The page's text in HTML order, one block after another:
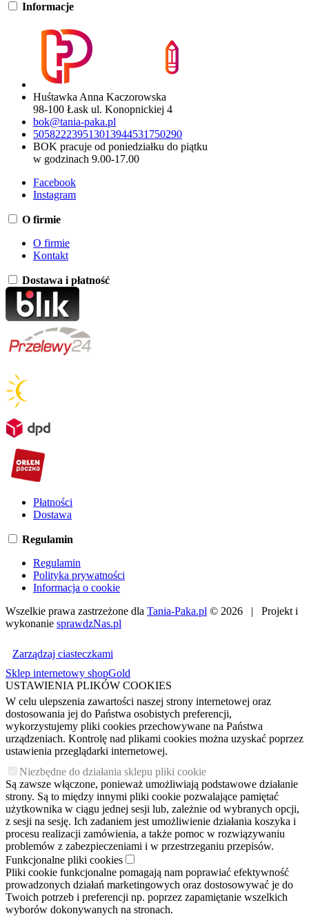
Informacje
Huśtawka Anna Kaczorowska
98-100 Łask ul. Konopnickiej 4
bok@tania-paka.pl
505822239513013944531750290
BOK pracuje od poniedziałku do piątku
w godzinach 9.00-17.00
Facebook
Instagram
O firmie
O firmie
Kontakt
Dostawa i płatność
Płatności
Dostawa
Regulamin
Regulamin
Polityka prywatności
Informacja o cookie
Wszelkie prawa zastrzeżone dla Tania-Paka.pl © 2026 | Projekt i
wykonanie sprawdzNas.pl
Zarządzaj ciasteczkami
Sklep internetowy shopGold
USTAWIENIA PLIKÓW COOKIES
W celu ulepszenia zawartości naszej strony internetowej oraz
dostosowania jej do Państwa osobistych preferencji,
wykorzystujemy pliki cookies przechowywane na Państwa
urządzeniach. Kontrolę nad plikami cookies można uzyskać poprzez
ustawienia przeglądarki internetowej.
Niezbędne do działania sklepu pliki cookie
Są zawsze włączone, ponieważ umożliwiają podstawowe działanie
strony. Są to między innymi pliki cookie pozwalające pamiętać
użytkownika w ciągu jednej sesji lub, zależnie od wybranych opcji,
z sesji na sesję. Ich zadaniem jest umożliwienie działania koszyka i
procesu realizacji zamówienia, a także pomoc w rozwiązywaniu
problemów z zabezpieczeniami i w przestrzeganiu przepisów.
Funkcjonalne pliki cookies
Pliki cookie funkcjonalne pomagają nam poprawiać efektywność
prowadzonych działań marketingowych oraz dostosowywać je do
Twoich potrzeb i preferencji np. poprzez zapamiętanie wszelkich
wyborów dokonywanych na stronach.